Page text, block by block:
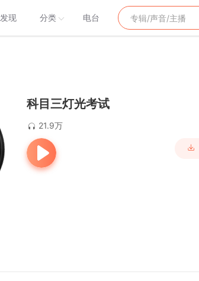
发现 分类 电台
科目三灯光考试
21.9万